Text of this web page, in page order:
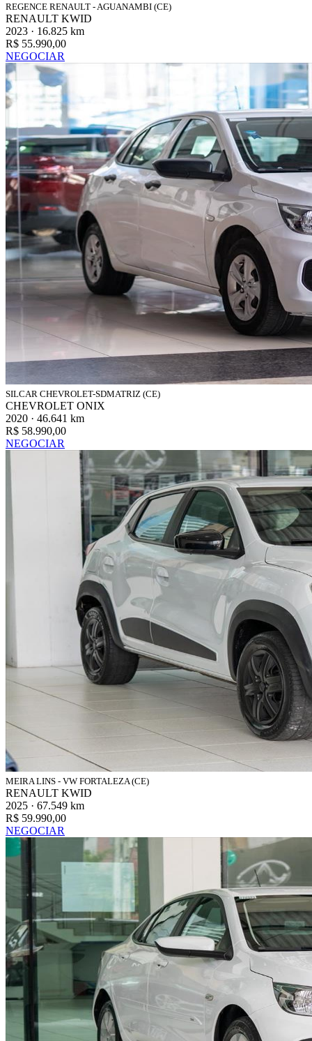
REGENCE RENAULT - AGUANAMBI (CE)
RENAULT KWID
2023 · 16.825 km
R$ 55.990,00
NEGOCIAR
SILCAR CHEVROLET-SDMATRIZ (CE)
CHEVROLET ONIX
2020 · 46.641 km
R$ 58.990,00
NEGOCIAR
MEIRA LINS - VW FORTALEZA (CE)
RENAULT KWID
2025 · 67.549 km
R$ 59.990,00
NEGOCIAR